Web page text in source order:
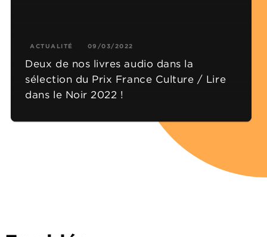
ACTUALITÉ 09/03/2022
Deux de nos livres audio dans la
sélection du Prix France Culture / Lire
dans le Noir 2022 !